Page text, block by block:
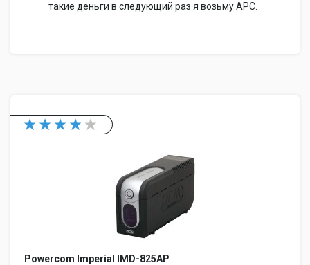
такие деньги в следующий раз я возьму APC.
Powercom Imperial IMD-825AP